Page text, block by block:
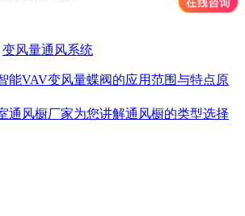
变风量通风系统
能VAV变风量蝶阀的应用范围与特点原
通风橱厂家为您讲解通风橱的类型选择